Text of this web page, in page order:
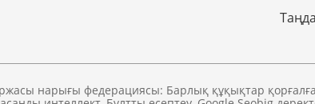
нарығы федерациясы: Барлық құқықтар